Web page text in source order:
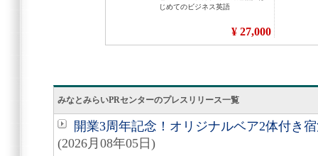
みなとみらいPRセンターのプレスリリース一覧
開業3周年記念！オリジナルベア2体付き
(2026月08年05日)